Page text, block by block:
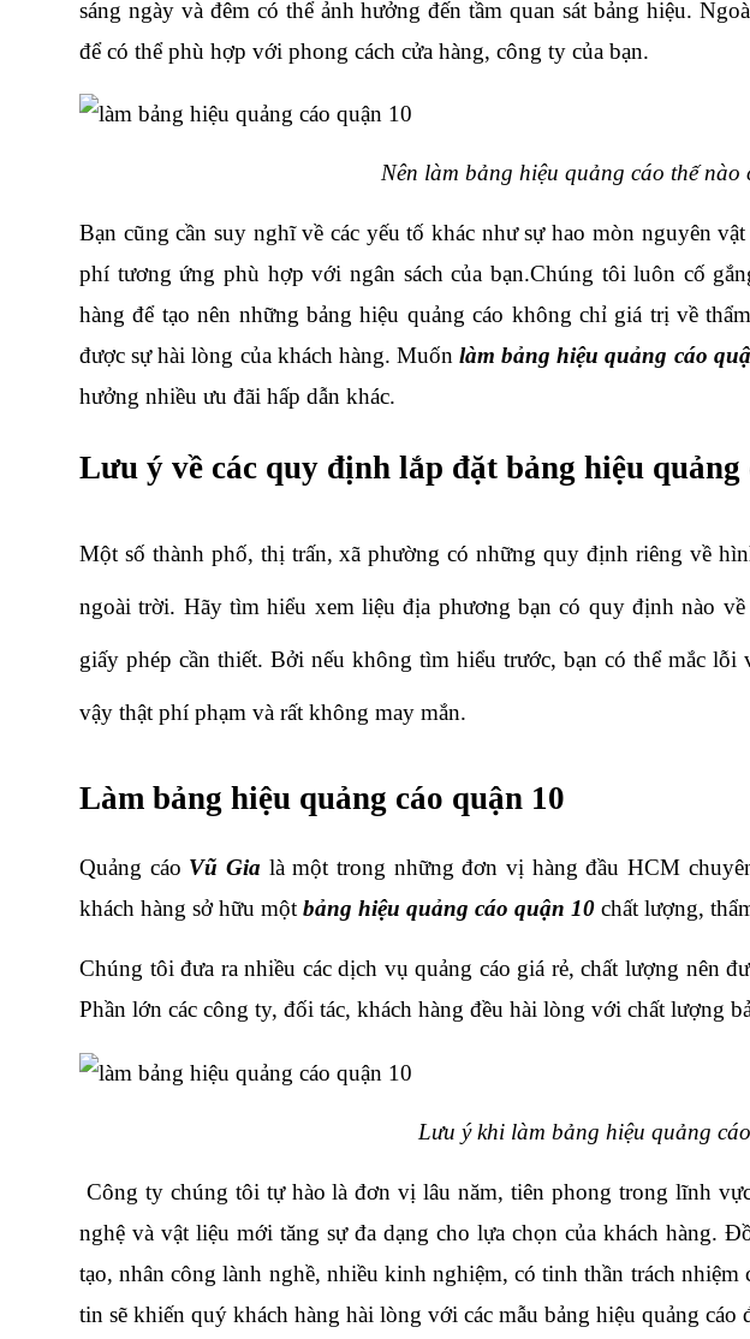
sáng ngày và đêm có thể ảnh hưởng đến tầm quan sát bảng hiệu.
để có thể phù hợp với phong cách cửa hàng, công ty của bạn.
Nên làm bảng hiệu quảng cáo thế nào
Bạn cũng cần suy nghĩ về các yếu tố khác như sự hao mòn nguyên
phí tương ứng phù hợp với ngân sách của bạn.Chúng tôi luôn cố
hàng để tạo nên những bảng hiệu quảng cáo không chỉ giá trị về
được sự hài lòng của khách hàng. Muốn làm bảng hiệu quảng cáo
hưởng nhiều ưu đãi hấp dẫn khác.
Lưu ý về các quy định lắp đặt bảng hiệu quảng
Một số thành phố, thị trấn, xã phường có những quy định riêng về
ngoài trời. Hãy tìm hiểu xem liệu địa phương bạn có quy định nào
giấy phép cần thiết. Bởi nếu không tìm hiểu trước, bạn có thể mắc lỗi
vậy thật phí phạm và rất không may mắn.
Làm bảng hiệu quảng cáo quận 10
Quảng cáo Vũ Gia là một trong những đơn vị hàng đầu HCM
khách hàng sở hữu một bảng hiệu quảng cáo quận 10 chất lượng,
Chúng tôi đưa ra nhiều các dịch vụ quảng cáo giá rẻ, chất lượng nên
Phần lớn các công ty, đối tác, khách hàng đều hài lòng với chất lượng
Lưu ý khi làm bảng hiệu quảng
Công ty chúng tôi tự hào là đơn vị lâu năm, tiên phong trong lĩnh
nghệ và vật liệu mới tăng sự đa dạng cho lựa chọn của khách hàng.
tạo, nhân công lành nghề, nhiều kinh nghiệm, có tinh thần trách
tin sẽ khiến quý khách hàng hài lòng với các mẫu bảng hiệu quảng cáo